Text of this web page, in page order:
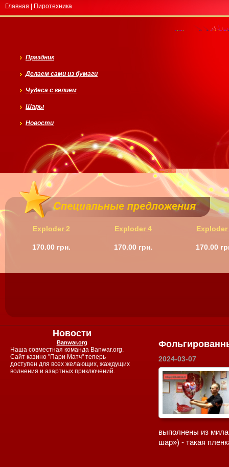
Главная Пиротехника
Праздник
Делаем сами из бумаги
Чудеса с гелием
Шары
Новости
Exploder 2
170.00 грн.
Exploder 4
170.00 грн.
Exploder
170.00
2024-03-07
выполнены из
шар») - такая
Новости
Banwar.org
Наша совместная команда Banwar.org.
Сайт казино "Пари Матч" теперь
доступен для всех желающих, жаждущих
волнения и азартных приключений.